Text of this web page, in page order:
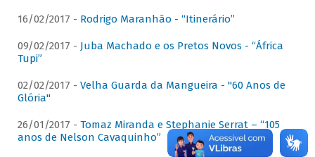
16/02/2017 - Rodrigo Maranhão - “Itinerário”
09/02/2017 - Juba Machado e os Pretos Novos - “África
Tupi”
02/02/2017 - Velha Guarda da Mangueira - "60 Anos de
Glória"
26/01/2017 - Tomaz Miranda e Stephanie Serrat – “105
anos de Nelson Cavaquinho”